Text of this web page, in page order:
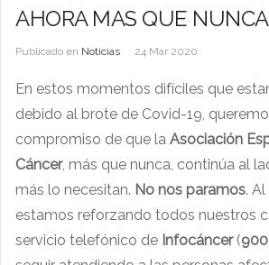
AHORA MAS QUE NUNCA
Publicado en Noticias 24 Mar 2020
En estos momentos difíciles que
debido al brote de Covid-19,
compromiso de que la Asociación
Cáncer, más que nunca, continúa al
más lo necesitan. No nos paramos.
estamos reforzando todos nuestros
servicio telefónico de Infocáncer(